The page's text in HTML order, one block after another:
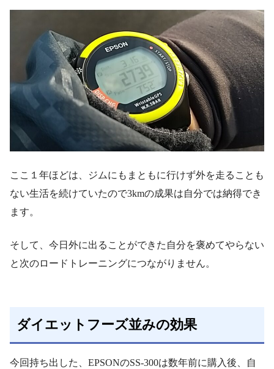
ここ１年ほどは、ジムにもまともに行けず外を走ることも
ない生活を続けていたので3kmの成果は自分では納得でき
ます。
そして、今日外に出ることができた自分を褒めてやらない
と次のロードトレーニングにつながりません。
ダイエットフーズ並みの効果
今回持ち出した、EPSONのSS-300は数年前に購入後、自